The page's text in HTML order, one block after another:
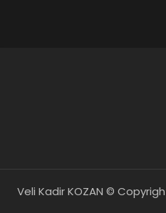
Veli Kadir KOZAN ©